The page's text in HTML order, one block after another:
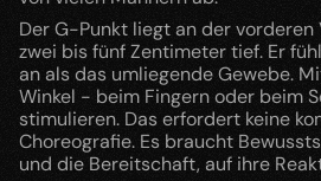
Der G-Punkt liegt an der vorderen
zwei bis fünf Zentimeter tief. Er
an als das umliegende Gewebe.
Winkel - beim Fingern oder beim
stimulieren. Das erfordert keine
Choreografie. Es braucht
und die Bereitschaft, auf ihre